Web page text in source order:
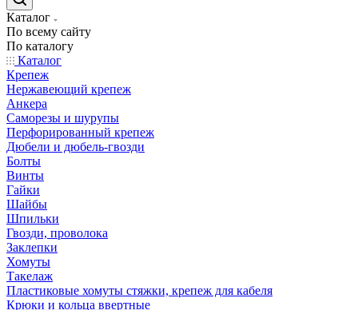
Каталог
По всему сайту
По каталогу
Каталог
Крепеж
Нержавеющий крепеж
Анкера
Саморезы и шурупы
Перфорированный крепеж
Дюбели и дюбель-гвозди
Болты
Винты
Гайки
Шайбы
Шпильки
Гвозди, проволока
Заклепки
Хомуты
Такелаж
Пластиковые хомуты стяжки, крепеж для кабеля
Крюки и кольца ввертные